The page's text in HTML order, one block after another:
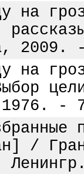
на
на
1976. -
/